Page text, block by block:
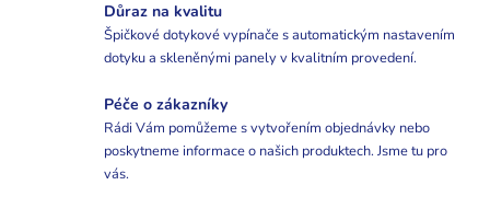
Důraz na kvalitu
Špičkové dotykové vypínače s automatickým nastavením
dotyku a skleněnými panely v kvalitním provedení.
Péče o zákazníky
Rádi Vám pomůžeme s vytvořením objednávky nebo
poskytneme informace o našich produktech. Jsme tu pro
vás.